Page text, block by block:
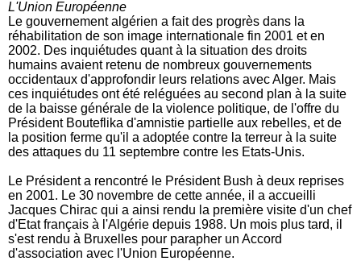
L'Union Européenne
Le gouvernement algérien a fait des progrès dans la
réhabilitation de son image internationale fin 2001 et en
2002. Des inquiétudes quant à la situation des droits
humains avaient retenu de nombreux gouvernements
occidentaux d'approfondir leurs relations avec Alger. Mais
ces inquiétudes ont été reléguées au second plan à la suite
de la baisse générale de la violence politique, de l'offre du
Président Bouteflika d'amnistie partielle aux rebelles, et de
la position ferme qu'il a adoptée contre la terreur à la suite
des attaques du 11 septembre contre les Etats-Unis.
Le Président a rencontré le Président Bush à deux reprises
en 2001. Le 30 novembre de cette année, il a accueilli
Jacques Chirac qui a ainsi rendu la première visite d'un chef
d'Etat français à l'Algérie depuis 1988. Un mois plus tard, il
s'est rendu à Bruxelles pour parapher un Accord
d'association avec l'Union Européenne.